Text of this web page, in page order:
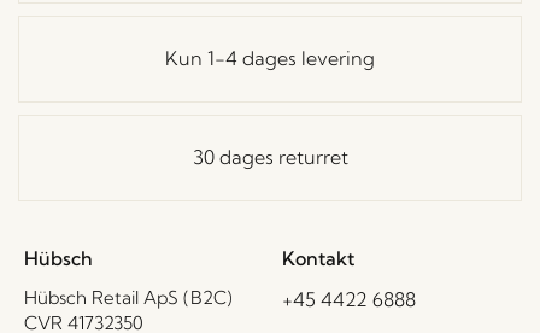
Kun 1-4 dages levering
30 dages returret
Hübsch
Hübsch Retail ApS (B2C)
CVR 41732350
Kontakt
+45 4422 6888